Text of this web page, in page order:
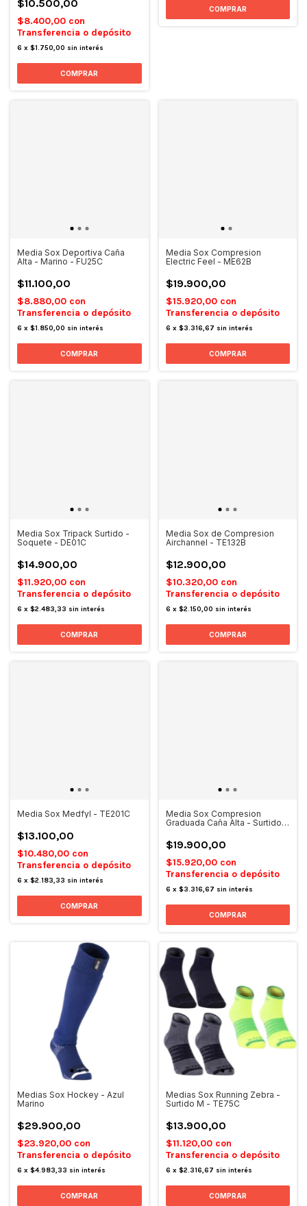
$10.500,00
$8.400,00 con
Transferencia o depósito
6 x $1.750,00 sin interés
COMPRAR
Media Sox Deportiva Caña
Alta - Marino - FU25C
$11.100,00
$8.880,00 con
Transferencia o depósito
6 x $1.850,00 sin interés
COMPRAR
Media Sox Compresion
Electric Feel - ME62B
$19.900,00
$15.920,00 con
Transferencia o depósito
6 x $3.316,67 sin interés
COMPRAR
Media Sox Tripack Surtido -
Soquete - DE01C
$14.900,00
$11.920,00 con
Transferencia o depósito
6 x $2.483,33 sin interés
COMPRAR
Media Sox de Compresion
Airchannel - TE132B
$12.900,00
$10.320,00 con
Transferencia o depósito
6 x $2.150,00 sin interés
COMPRAR
Media Sox Medfyl - TE201C
$13.100,00
$10.480,00 con
Transferencia o depósito
6 x $2.183,33 sin interés
COMPRAR
Media Sox Compresion
Graduada Caña Alta - Surtido -
$19.900,00
$15.920,00 con
Transferencia o depósito
6 x $3.316,67 sin interés
COMPRAR
Medias Sox Hockey - Azul
Marino
$29.900,00
$23.920,00 con
Transferencia o depósito
6 x $4.983,33 sin interés
COMPRAR
Medias Sox Running Zebra -
Surtido M - TE75C
$13.900,00
$11.120,00 con
Transferencia o depósito
6 x $2.316,67 sin interés
COMPRAR